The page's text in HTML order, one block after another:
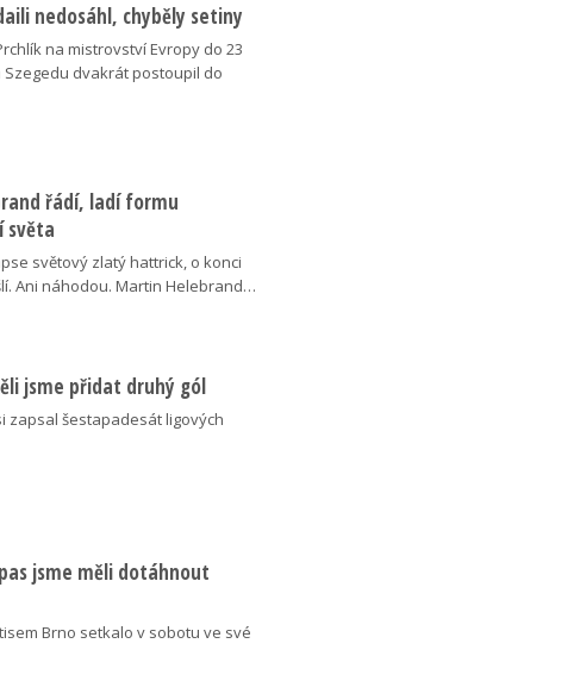
nedosáhl, chyběly setiny
na mistrovství Evropy do 23
dvakrát postoupil do
řádí, ladí formu
světa
světový zlatý hattrick, o konci
Ani náhodou. Martin Helebrand…
jsme přidat druhý gól
zapsal šestapadesát ligových
jsme měli dotáhnout
Brno setkalo v sobotu ve své